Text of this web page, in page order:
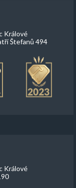
Králové
Štefanů 494
Králové